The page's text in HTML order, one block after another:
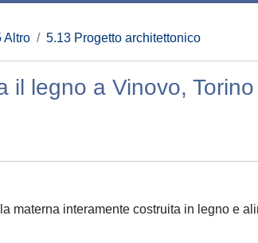
Altro 5.13 Progetto architettonico
il legno a Vinovo, Torino
materna interamente costruita in legno e